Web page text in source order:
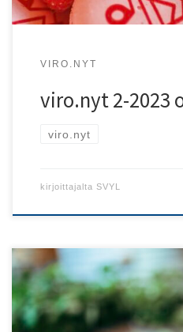
VIRO.NYT
viro.nyt 2-2023
viro.nyt
kirjoittajalta SVYL